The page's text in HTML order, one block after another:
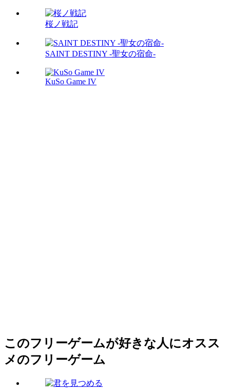
桜ノ戦記
SAINT DESTINY -聖女の宿命-
KuSo Game IV
このフリーゲームが好きな人にオスス
メのフリーゲーム